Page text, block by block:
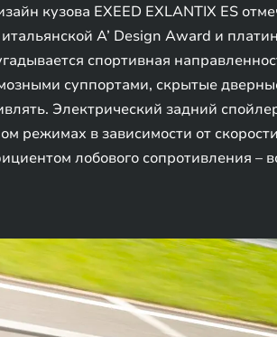
кузова EXEED EXLANTIX ES
A’ Design Award и
спортивная
суппортами, скрытые
Электрический задний
режимах в зависимости от
лобового сопротивления –